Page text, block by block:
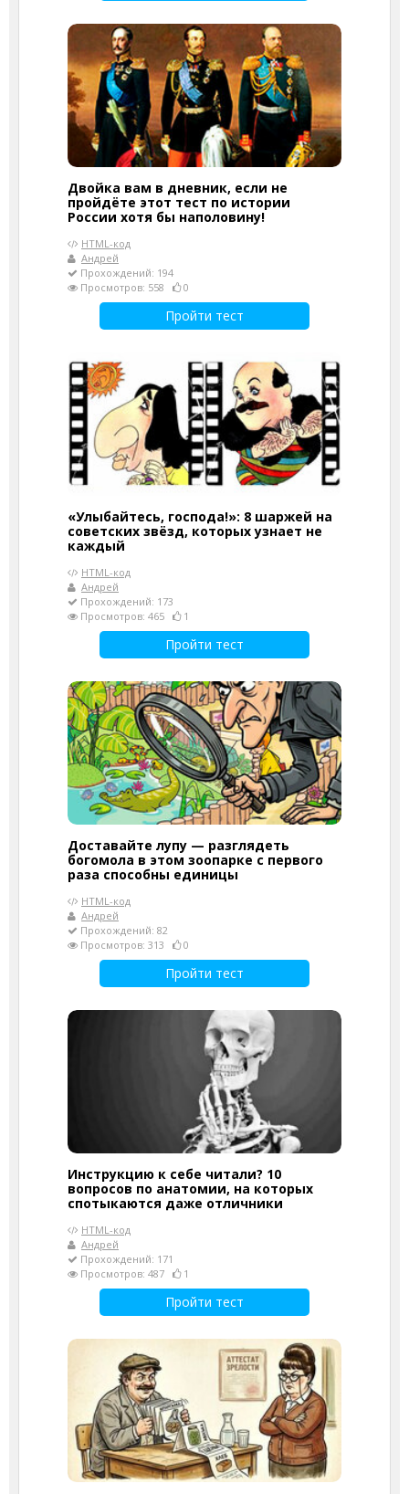
Двойка вам в дневник, если не
пройдёте этот тест по истории
России хотя бы наполовину!
HTML-код
Андрей
Прохождений: 194
Просмотров: 558
0
Пройти тест
«Улыбайтесь, господа!»: 8 шаржей на
советских звёзд, которых узнает не
каждый
HTML-код
Андрей
Прохождений: 173
Просмотров: 465
1
Пройти тест
Доставайте лупу — разглядеть
богомола в этом зоопарке с первого
раза способны единицы
HTML-код
Андрей
Прохождений: 82
Просмотров: 313
0
Пройти тест
Инструкцию к себе читали? 10
вопросов по анатомии, на которых
спотыкаются даже отличники
HTML-код
Андрей
Прохождений: 171
Просмотров: 487
1
Пройти тест